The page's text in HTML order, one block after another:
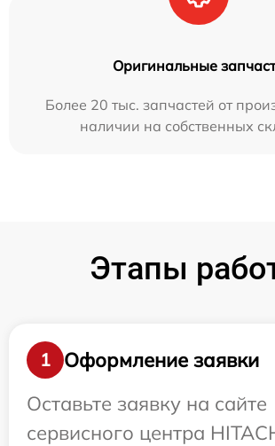
Оригинальные
Более 20 тыс. запчастей от
наличии на собственных
Этапы
1
Оформление заявки
Оставьте заявку на сайте
сервисного центра